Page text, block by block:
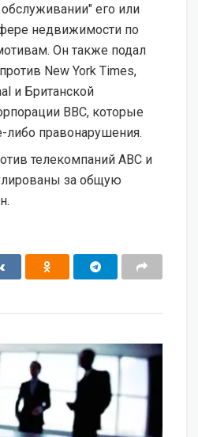
его или
недвижимости по
Он также подал
New York Times,
и Британской
BBC, которые
либо правонарушения.
телекомпаний ABC и
за общую